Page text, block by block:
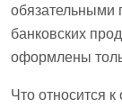
банковских
оформлены
Что относится